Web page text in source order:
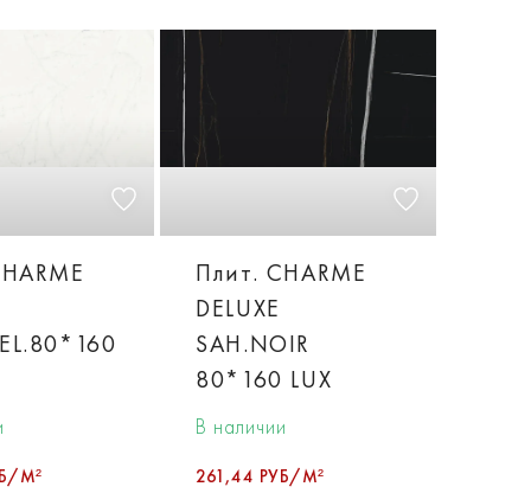
М²
Плит. CHARME
DELUXE
SAH.NOIR
80*160 LUX
В наличии
261,44 РУБ/М²